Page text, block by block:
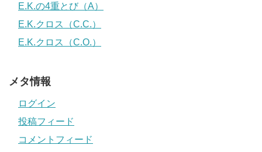
E.K.の4重とび（A）
E.K.クロス（C.C.）
E.K.クロス（C.O.）
メタ情報
ログイン
投稿フィード
コメントフィード